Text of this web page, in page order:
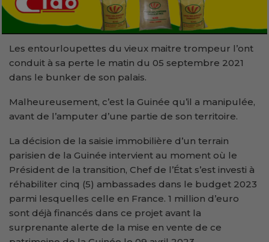
Les entourloupettes du vieux maitre trompeur l’ont
conduit à sa perte le matin du 05 septembre 2021
dans le bunker de son palais.
Malheureusement, c’est la Guinée qu’il a manipulée,
avant de l’amputer d’une partie de son territoire.
La décision de la saisie immobilière d’un terrain
parisien de la Guinée intervient au moment où le
Président de la transition, Chef de l’État s’est investi à
réhabiliter cinq (5) ambassades dans le budget 2023
parmi lesquelles celle en France. 1 million d’euro
sont déjà financés dans ce projet avant la
surprenante alerte de la mise en vente de ce